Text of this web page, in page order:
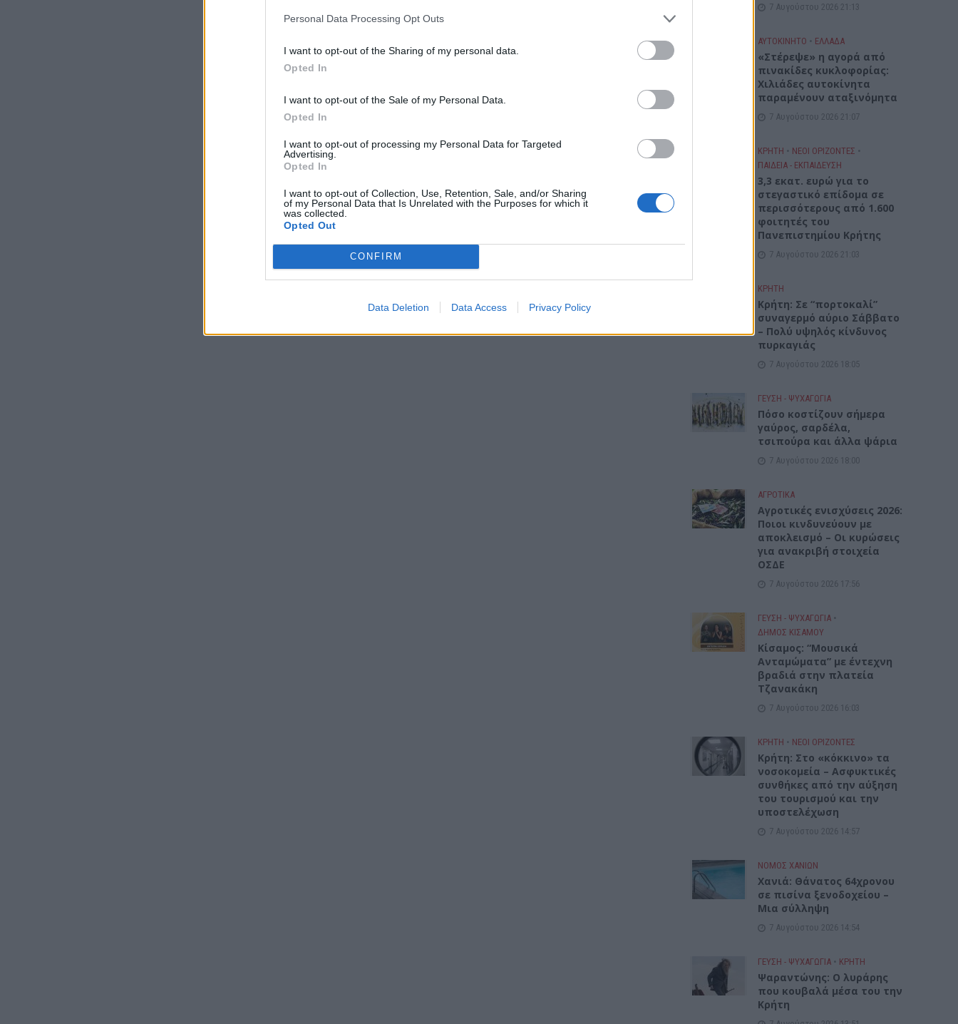
Personal Data Processing Opt Outs
I want to opt-out of the Sharing of my personal data.
Opted In
I want to opt-out of the Sale of my Personal Data.
Opted In
I want to opt-out of processing my Personal Data for Targeted
Advertising.
Opted In
I want to opt-out of Collection, Use, Retention, Sale, and/or Sharing
of my Personal Data that Is Unrelated with the Purposes for which it
was collected.
Opted Out
CONFIRM
Data Deletion Data Access Privacy Policy
7 Αυγούστου 2026 21:13
ΑΥΤΟΚΙΝΗΤΟ • ΕΛΛΑΔΑ
«Στέρεψε» η αγορά από
πινακίδες κυκλοφορίας:
Χιλιάδες αυτοκίνητα
παραμένουν αταξινόμητα
7 Αυγούστου 2026 21:07
ΚΡΗΤΗ • ΝΕΟΙ ΟΡΙΖΟΝΤΕΣ •
ΠΑΙΔΕΙΑ - ΕΚΠΑΙΔΕΥΣΗ
3,3 εκατ. ευρώ για το
στεγαστικό επίδομα σε
περισσότερους από 1.600
φοιτητές του
Πανεπιστημίου Κρήτης
7 Αυγούστου 2026 21:03
ΚΡΗΤΗ
Κρήτη: Σε “πορτοκαλί”
συναγερμό αύριο Σάββατο
– Πολύ υψηλός κίνδυνος
πυρκαγιάς
7 Αυγούστου 2026 18:05
ΓΕΎΣΗ - ΨΥΧΑΓΩΓΊΑ
Πόσο κοστίζουν σήμερα
γαύρος, σαρδέλα,
τσιπούρα και άλλα ψάρια
7 Αυγούστου 2026 18:00
ΑΓΡΟΤΙΚΑ
Αγροτικές ενισχύσεις 2026:
Ποιοι κινδυνεύουν με
αποκλεισμό – Οι κυρώσεις
για ανακριβή στοιχεία
ΟΣΔΕ
7 Αυγούστου 2026 17:56
ΓΕΎΣΗ - ΨΥΧΑΓΩΓΊΑ •
ΔΉΜΟΣ ΚΙΣΆΜΟΥ
Κίσαμος: “Μουσικά
Ανταμώματα” με έντεχνη
βραδιά στην πλατεία
Τζανακάκη
7 Αυγούστου 2026 16:03
ΚΡΗΤΗ • ΝΕΟΙ ΟΡΙΖΟΝΤΕΣ
Κρήτη: Στο «κόκκινο» τα
νοσοκομεία – Ασφυκτικές
συνθήκες από την αύξηση
του τουρισμού και την
υποστελέχωση
7 Αυγούστου 2026 14:57
ΝΟΜΌΣ ΧΑΝΊΩΝ
Χανιά: Θάνατος 64χρονου
σε πισίνα ξενοδοχείου –
Μια σύλληψη
7 Αυγούστου 2026 14:54
ΓΕΎΣΗ - ΨΥΧΑΓΩΓΊΑ • ΚΡΗΤΗ
Ψαραντώνης: Ο λυράρης
που κουβαλά μέσα του την
Κρήτη